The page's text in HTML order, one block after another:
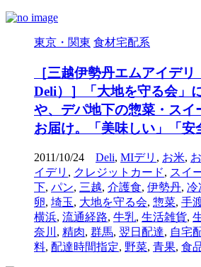
東京・関東 食材宅配系
［三越伊勢丹エムアイデリ
Deli）］「大地を守る会」
や、デパ地下の惣菜・スイ
お届け。「美味しい」「安
2011/10/24 Deli, MIデリ , お米,
イデリ , クレジットカード, スイ
下, パン, 三越, 介護食, 伊勢丹, 冷
卵, 埼玉, 大地を守る会, 惣菜, 手
横浜, 流通経路, 牛乳, 生活雑貨,
奈川 , 精肉, 群馬, 翌日配達, 自宅
料, 配達時間指定, 野菜, 青果, 食